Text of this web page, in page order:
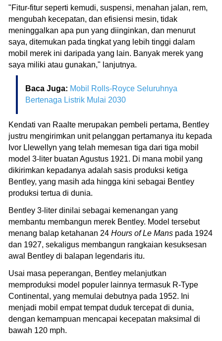
"Fitur-fitur seperti kemudi, suspensi, menahan jalan, rem,
mengubah kecepatan, dan efisiensi mesin, tidak
meninggalkan apa pun yang diinginkan, dan menurut
saya, ditemukan pada tingkat yang lebih tinggi dalam
mobil merek ini daripada yang lain. Banyak merek yang
saya miliki atau gunakan," lanjutnya.
Baca Juga: Mobil Rolls-Royce Seluruhnya
Bertenaga Listrik Mulai 2030
Kendati van Raalte merupakan pembeli pertama, Bentley
justru mengirimkan unit pelanggan pertamanya itu kepada
Ivor Llewellyn yang telah memesan tiga dari tiga mobil
model 3-liter buatan Agustus 1921. Di mana mobil yang
dikirimkan kepadanya adalah sasis produksi ketiga
Bentley, yang masih ada hingga kini sebagai Bentley
produksi tertua di dunia.
Bentley 3-liter dinilai sebagai kemenangan yang
membantu membangun merek Bentley. Model tersebut
menang balap ketahanan 24 Hours of Le Mans pada 1924
dan 1927, sekaligus membangun rangkaian kesuksesan
awal Bentley di balapan legendaris itu.
Usai masa peperangan, Bentley melanjutkan
memproduksi model populer lainnya termasuk R-Type
Continental, yang memulai debutnya pada 1952. Ini
menjadi mobil empat tempat duduk tercepat di dunia,
dengan kemampuan mencapai kecepatan maksimal di
bawah 120 mph.